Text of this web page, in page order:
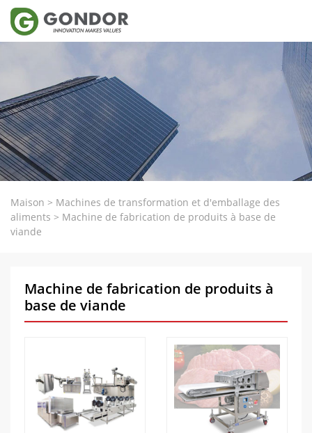
Maison > Machines de transformation et d'emballage des
aliments > Machine de fabrication de produits à base de
viande
Machine de fabrication de produits à
base de viande